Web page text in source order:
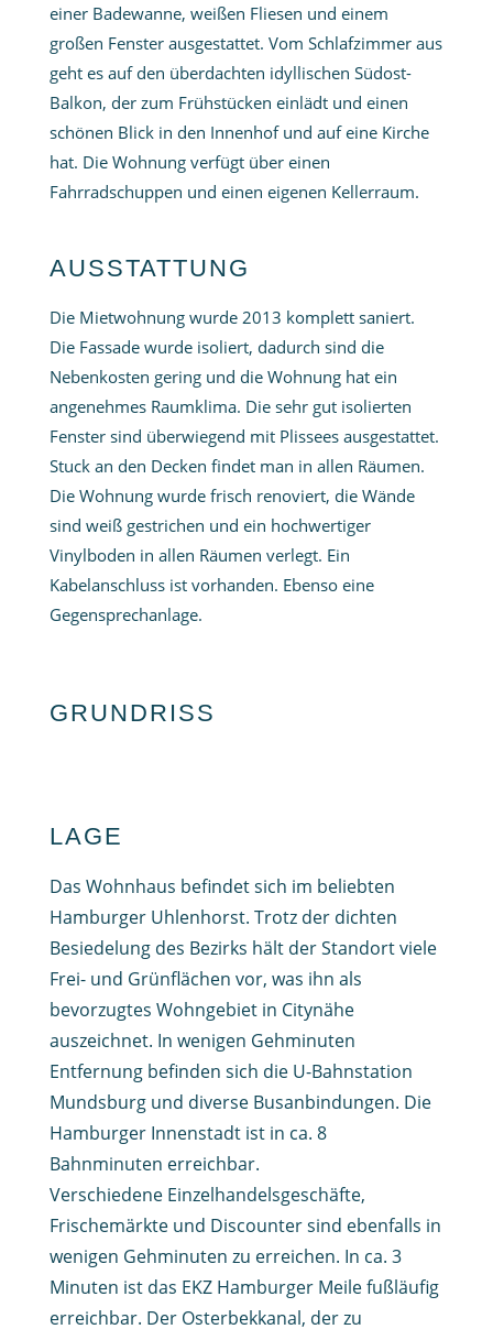
einer Badewanne, weißen Fliesen und einem
großen Fenster ausgestattet. Vom Schlafzimmer aus
geht es auf den überdachten idyllischen Südost-
Balkon, der zum Frühstücken einlädt und einen
schönen Blick in den Innenhof und auf eine Kirche
hat. Die Wohnung verfügt über einen
Fahrradschuppen und einen eigenen Kellerraum.
AUSSTATTUNG
Die Mietwohnung wurde 2013 komplett saniert.
Die Fassade wurde isoliert, dadurch sind die
Nebenkosten gering und die Wohnung hat ein
angenehmes Raumklima. Die sehr gut isolierten
Fenster sind überwiegend mit Plissees ausgestattet.
Stuck an den Decken findet man in allen Räumen.
Die Wohnung wurde frisch renoviert, die Wände
sind weiß gestrichen und ein hochwertiger
Vinylboden in allen Räumen verlegt. Ein
Kabelanschluss ist vorhanden. Ebenso eine
Gegensprechanlage.
GRUNDRISS
LAGE
Das Wohnhaus befindet sich im beliebten
Hamburger Uhlenhorst. Trotz der dichten
Besiedelung des Bezirks hält der Standort viele
Frei- und Grünflächen vor, was ihn als
bevorzugtes Wohngebiet in Citynähe
auszeichnet. In wenigen Gehminuten
Entfernung befinden sich die U-Bahnstation
Mundsburg und diverse Busanbindungen. Die
Hamburger Innenstadt ist in ca. 8
Bahnminuten erreichbar.
Verschiedene Einzelhandelsgeschäfte,
Frischemärkte und Discounter sind ebenfalls in
wenigen Gehminuten zu erreichen. In ca. 3
Minuten ist das EKZ Hamburger Meile fußläufig
erreichbar. Der Osterbekkanal, der zu